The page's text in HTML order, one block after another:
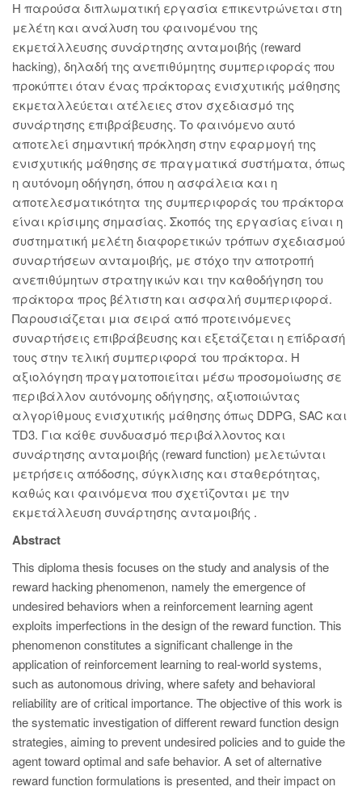
Η παρούσα διπλωματική εργασία επικεντρώνεται στη
μελέτη και ανάλυση του φαινομένου της
εκμετάλλευσης συνάρτησης ανταμοιβής (reward
hacking), δηλαδή της ανεπιθύμητης συμπεριφοράς που
προκύπτει όταν ένας πράκτορας ενισχυτικής μάθησης
εκμεταλλεύεται ατέλειες στον σχεδιασμό της
συνάρτησης επιβράβευσης. Το φαινόμενο αυτό
αποτελεί σημαντική πρόκληση στην εφαρμογή της
ενισχυτικής μάθησης σε πραγματικά συστήματα, όπως
η αυτόνομη οδήγηση, όπου η ασφάλεια και η
αποτελεσματικότητα της συμπεριφοράς του πράκτορα
είναι κρίσιμης σημασίας. Σκοπός της εργασίας είναι η
συστηματική μελέτη διαφορετικών τρόπων σχεδιασμού
συναρτήσεων ανταμοιβής, με στόχο την αποτροπή
ανεπιθύμητων στρατηγικών και την καθοδήγηση του
πράκτορα προς βέλτιστη και ασφαλή συμπεριφορά.
Παρουσιάζεται μια σειρά από προτεινόμενες
συναρτήσεις επιβράβευσης και εξετάζεται η επίδρασή
τους στην τελική συμπεριφορά του πράκτορα. Η
αξιολόγηση πραγματοποιείται μέσω προσομοίωσης σε
περιβάλλον αυτόνομης οδήγησης, αξιοποιώντας
αλγορίθμους ενισχυτικής μάθησης όπως DDPG, SAC και
TD3. Για κάθε συνδυασμό περιβάλλοντος και
συνάρτησης ανταμοιβής (reward function) μελετώνται
μετρήσεις απόδοσης, σύγκλισης και σταθερότητας,
καθώς και φαινόμενα που σχετίζονται με την
εκμετάλλευση συνάρτησης ανταμοιβής .
Abstract
This diploma thesis focuses on the study and analysis of the
reward hacking phenomenon, namely the emergence of
undesired behaviors when a reinforcement learning agent
exploits imperfections in the design of the reward function. This
phenomenon constitutes a significant challenge in the
application of reinforcement learning to real-world systems,
such as autonomous driving, where safety and behavioral
reliability are of critical importance. The objective of this work is
the systematic investigation of different reward function design
strategies, aiming to prevent undesired policies and to guide the
agent toward optimal and safe behavior. A set of alternative
reward function formulations is presented, and their impact on